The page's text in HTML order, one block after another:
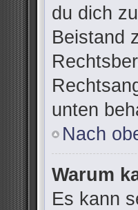
du dich
Beistand
unten
Nach
Warum
Es kann